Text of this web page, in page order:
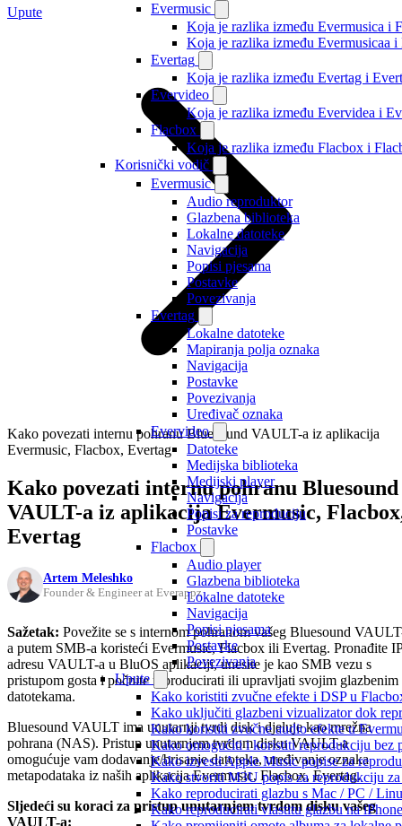
Evermusic
Koja je razlika između Evermusica i
Koja je razlika između Evermusicaa i
Evertag
Koja je razlika između Evertag i
Evervideo
Koja je razlika između Evervidea i
Flacbox
Koja je razlika između Flacbox i
Korisnički vodič
Evermusic
Audio reproduktor
Glazbena biblioteka
Lokalne datoteke
Navigacija
Popisi pjesama
Postavke
Povezivanja
Evertag
Lokalne datoteke
Mapiranja polja oznaka
Navigacija
Postavke
Povezivanja
Uređivač oznaka
Evervideo
Datoteke
Medijska biblioteka
Medijski player
Navigacija
Popisi za reproduciju
Postavke
Flacbox
Audio player
Glazbena biblioteka
Lokalne datoteke
Navigacija
Popisi pjesama
Postavke
Povezivanja
Upute
Kako koristiti zvučne efekte i DSP u
Kako uključiti glazbeni vizualizator dok
Kako koristiti zvučne audio efekte u
Kako omogućiti i koristiti reprodukciju bez
Kako izvesti Apple Music popise za
Kako stvoriti M3U popis za reprodukciju
Kako reproducirati glazbu s Mac / PC /
Kako reproducirati vlastitu glazbu na
Upute
Kako povezati internu pohranu Bluesound VAULT-a iz aplikacija
Evermusic, Flacbox, Evertag
Kako povezati internu pohranu Bluesound
VAULT-a iz aplikacija Evermusic,
Evertag
Artem Meleshko
Founder & Engineer at Everappz
Sažetak: Povežite se s internom pohranom vašeg Bluesound
a putem SMB-a koristeći Evermusic, Flacbox ili Evertag. Pronađite IP
adresu VAULT-a u BluOS aplikaciji, unesite je kao SMB vezu s
pristupom gosta i počnite reproducirati ili upravljati svojim glazbenim
datotekama.
Bluesound VAULT ima unutarnji tvrdi disk i djeluje kao mrežna
pohrana (NAS). Pristup unutarnjem tvrdom disku VAULT-a
omogućuje vam dodavanje/brisanje datoteka, uređivanje oznaka
metapodataka iz naših aplikacija Evermusic, Flacbox, Evertag.
Sljedeći su koraci za pristup unutarnjem tvrdom disku vašeg
VAULT-a: